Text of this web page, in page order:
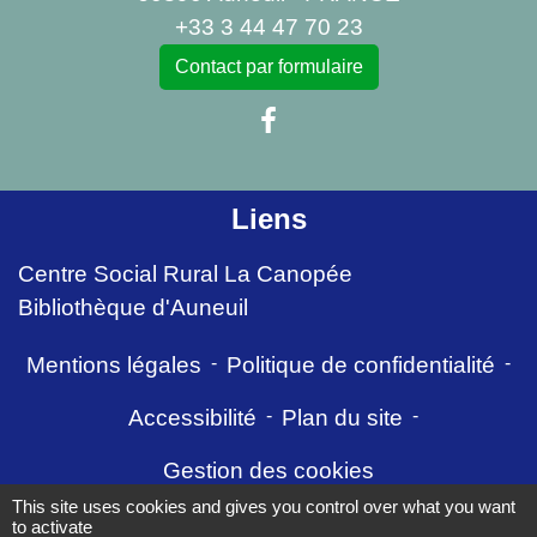
+33 3 44 47 70 23
Contact par formulaire
Liens
Centre Social Rural La Canopée
Bibliothèque d'Auneuil
Mentions légales - Politique de confidentialité -
Accessibilité - Plan du site -
Gestion des cookies
This site uses cookies and gives you control over what you want
to activate